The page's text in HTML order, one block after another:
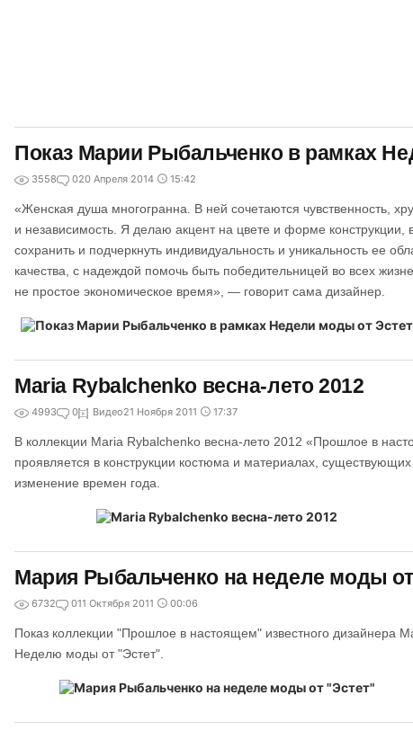
Показ Марии Рыбальченко в рамках
3558 020 Апреля 2014 15:42
«Женская душа многогранна. В ней сочетаются чувственность,
и независимость. Я делаю акцент на цвете и форме конструкции,
сохранить и подчеркнуть индивидуальность и уникальность ее
качества, с надеждой помочь быть победительницей во всех
не простое экономическое время», — говорит сама дизайнер.
Maria Rybalchenko весна-лето 2012
4993 0 Видео21 Ноября 2011 17:37
В коллекции Maria Rybalchenko весна-лето 2012 «Прошлое в
проявляется в конструкции костюма и материалах,
изменение времен года.
Мария Рыбальченко на неделе моды
6732 011 Октября 2011 00:06
Показ коллекции "Прошлое в настоящем" известного дизайнера
Неделю моды от "Эстет".